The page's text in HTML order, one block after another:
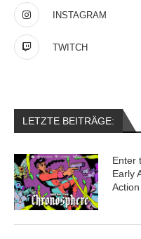
INSTAGRAM
TWITCH
LETZTE BEITRÄGE:
Enter
Early